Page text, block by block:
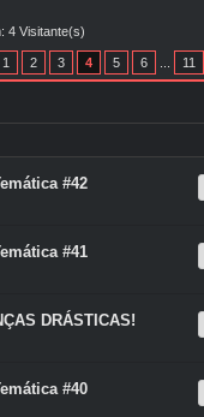
4 Visitante(s)
1 2 3 4 5 6 11
#42
#41
DRÁSTICAS!
#40